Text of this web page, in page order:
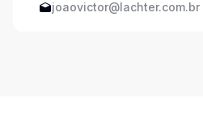
joaovictor@lachter.com.br